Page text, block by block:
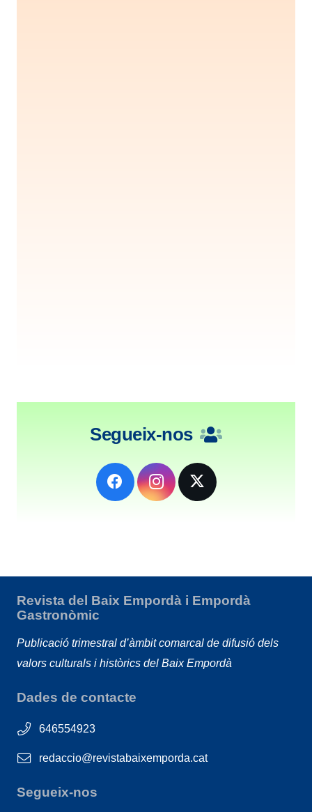
Segueix-nos
Revista del Baix Empordà i Empordà
Gastronòmic
Publicació trimestral d’àmbit comarcal de difusió dels
valors culturals i històrics del Baix Empordà
Dades de contacte
646554923
redaccio@revistabaixemporda.cat
Segueix-nos